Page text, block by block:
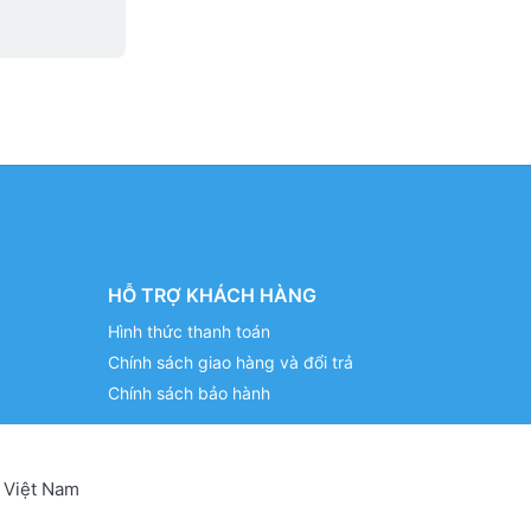
HỖ TRỢ KHÁCH HÀNG
Hình thức thanh toán
Chính sách giao hàng và đổi trả
Chính sách bảo hành
Nam